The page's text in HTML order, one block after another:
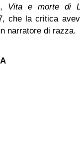
Vita e morte di
che la critica
narratore di razza.